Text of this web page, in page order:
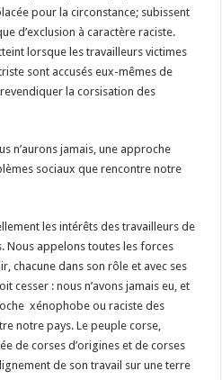
pour la circonstance; subissent
d’exclusion à caractère raciste.
lorsque les travailleurs victimes
sont accusés eux-mêmes de
la corsisation des
n’aurons jamais, une approche
sociaux que rencontre notre
les intérêts des travailleurs de
Nous appelons toutes les forces
chacune dans son rôle et avec ses
cesser : nous n’avons jamais eu, et
xénophobe ou raciste des
notre pays. Le peuple corse,
de corses d’origines et de corses
de son travail sur une terre